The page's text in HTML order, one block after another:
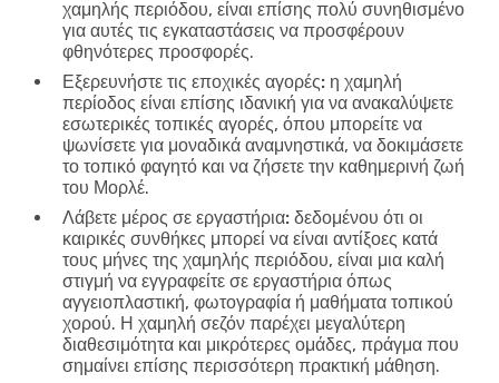
χαμηλής περιόδου, είναι επίσης πολύ συνηθισμένο
για αυτές τις εγκαταστάσεις να προσφέρουν
φθηνότερες προσφορές.
Εξερευνήστε τις εποχικές αγορές: η χαμηλή
περίοδος είναι επίσης ιδανική για να ανακαλύψετε
εσωτερικές τοπικές αγορές, όπου μπορείτε να
ψωνίσετε για μοναδικά αναμνηστικά, να δοκιμάσετε
το τοπικό φαγητό και να ζήσετε την καθημερινή ζωή
του Μορλέ.
Λάβετε μέρος σε εργαστήρια: δεδομένου ότι οι
καιρικές συνθήκες μπορεί να είναι αντίξοες κατά
τους μήνες της χαμηλής περιόδου, είναι μια καλή
στιγμή να εγγραφείτε σε εργαστήρια όπως
αγγειοπλαστική, φωτογραφία ή μαθήματα τοπικού
χορού. Η χαμηλή σεζόν παρέχει μεγαλύτερη
διαθεσιμότητα και μικρότερες ομάδες, πράγμα που
σημαίνει επίσης περισσότερη πρακτική μάθηση.